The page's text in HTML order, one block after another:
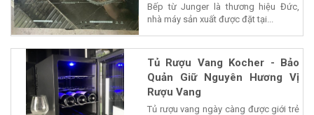
Bếp từ Junger là thương hiệu Đức,
nhà máy sản xuất được đặt tại...
Tủ Rượu Vang Kocher - Bảo
Quản Giữ Nguyên Hương Vị
Rượu Vang
Tủ rượu vang ngày càng được giới trẻ